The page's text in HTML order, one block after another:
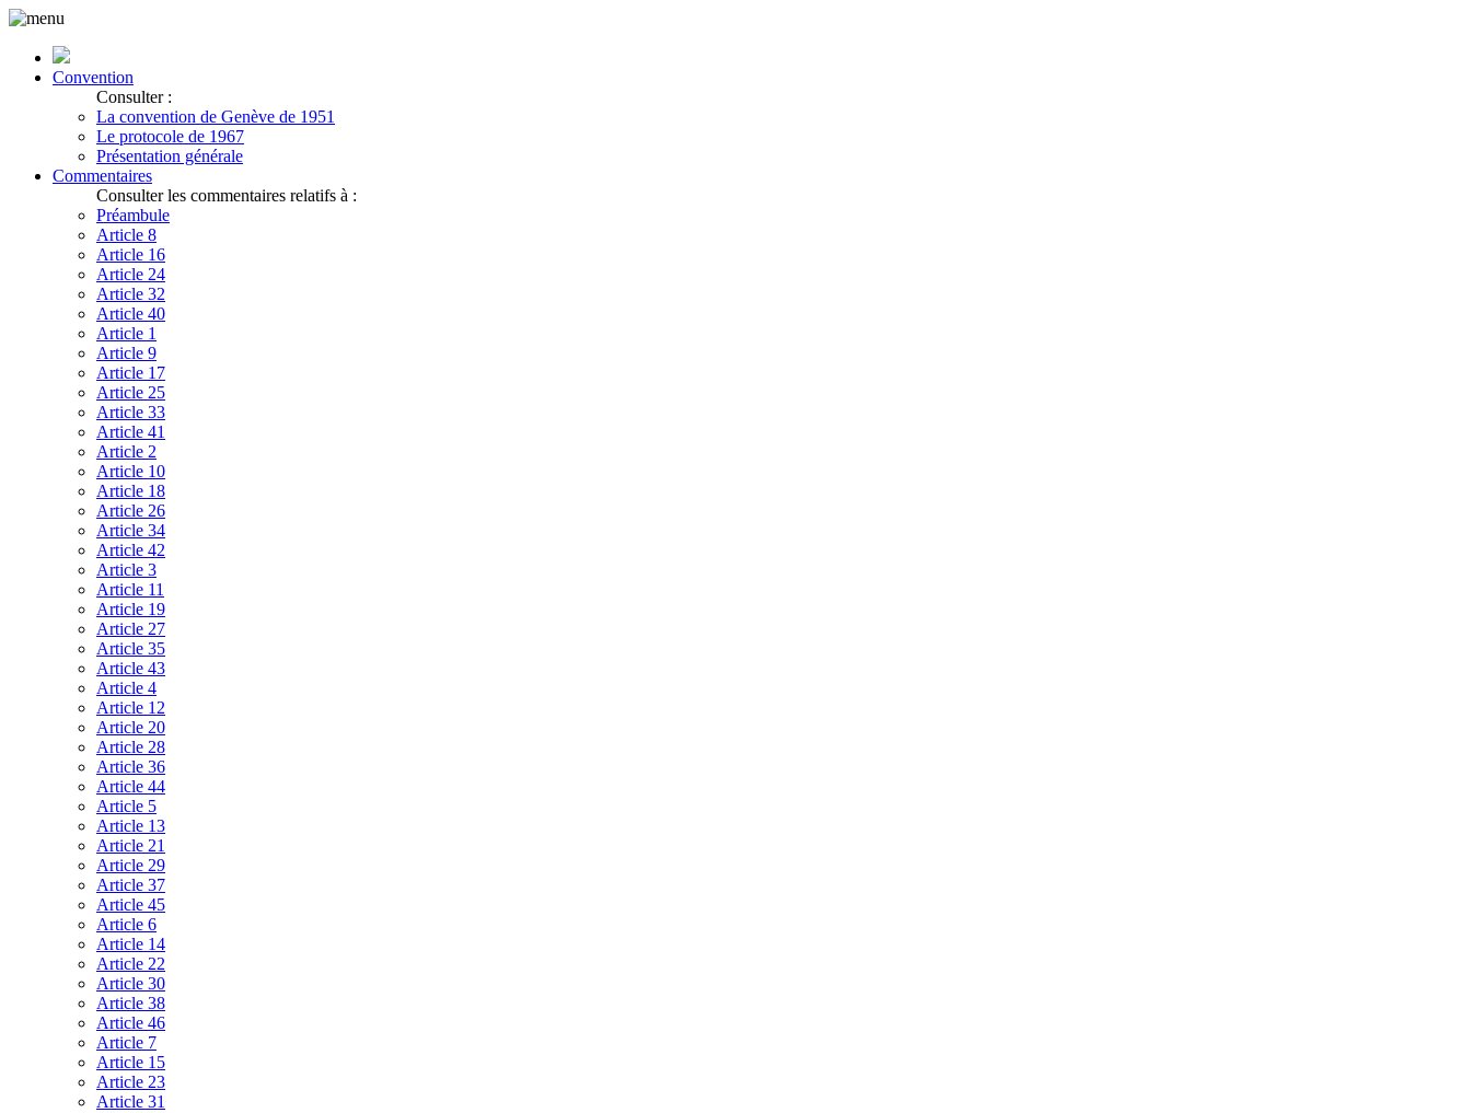
Convention
Consulter :
La convention de Genève de 1951
Le protocole de 1967
Présentation générale
Commentaires
Consulter les commentaires relatifs à :
Préambule
Article 8
Article 16
Article 24
Article 32
Article 40
Article 1
Article 9
Article 17
Article 25
Article 33
Article 41
Article 2
Article 10
Article 18
Article 26
Article 34
Article 42
Article 3
Article 11
Article 19
Article 27
Article 35
Article 43
Article 4
Article 12
Article 20
Article 28
Article 36
Article 44
Article 5
Article 13
Article 21
Article 29
Article 37
Article 45
Article 6
Article 14
Article 22
Article 30
Article 38
Article 46
Article 7
Article 15
Article 23
Article 31